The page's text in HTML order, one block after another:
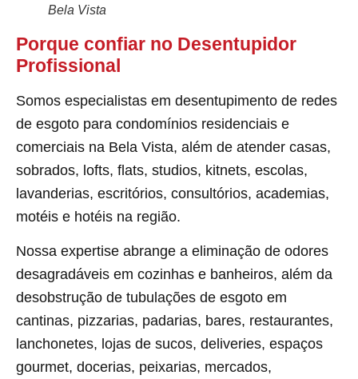
Bela Vista
Porque confiar no Desentupidor
Profissional
Somos especialistas em desentupimento de redes
de esgoto para condomínios residenciais e
comerciais na Bela Vista, além de atender casas,
sobrados, lofts, flats, studios, kitnets, escolas,
lavanderias, escritórios, consultórios, academias,
motéis e hotéis na região.
Nossa expertise abrange a eliminação de odores
desagradáveis em cozinhas e banheiros, além da
desobstrução de tubulações de esgoto em
cantinas, pizzarias, padarias, bares, restaurantes,
lanchonetes, lojas de sucos, deliveries, espaços
gourmet, docerias, peixarias, mercados,